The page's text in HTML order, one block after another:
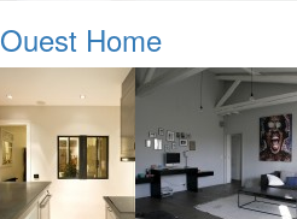
Ouest Home